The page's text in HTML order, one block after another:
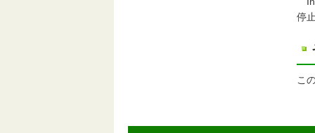
停
こ